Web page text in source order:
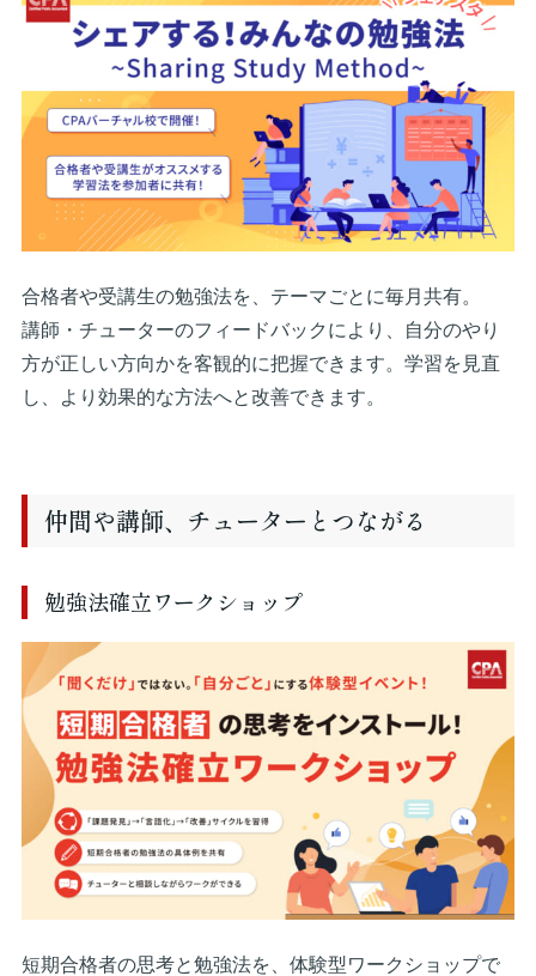
合格者や受講生の勉強法を、テーマごとに毎月共有。
講師・チューターのフィードバックにより、自分のやり
方が正しい方向かを客観的に把握できます。学習を見直
し、より効果的な方法へと改善できます。
仲間や講師、チューターとつながる
勉強法確立ワークショップ
短期合格者の思考と勉強法を、体験型ワークショップで